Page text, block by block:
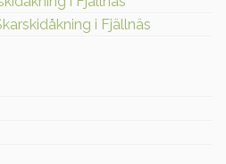
i Fjällnäs